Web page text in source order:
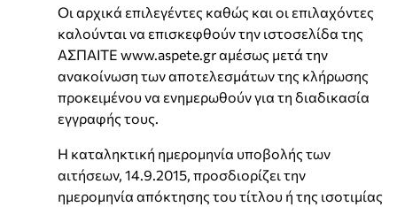
Οι αρχικά επιλεγέντες καθώς και οι επιλαχόντες
καλούνται να επισκεφθούν την ιστοσελίδα της
ΑΣΠΑΙΤΕ www.aspete.gr αμέσως μετά την
ανακοίνωση των αποτελεσμάτων της κλήρωσης
προκειμένου να ενημερωθούν για τη διαδικασία
εγγραφής τους.
Η καταληκτική ημερομηνία υποβολής των
αιτήσεων, 14.9.2015, προσδιορίζει την
ημερομηνία απόκτησης του τίτλου ή της ισοτιμίας